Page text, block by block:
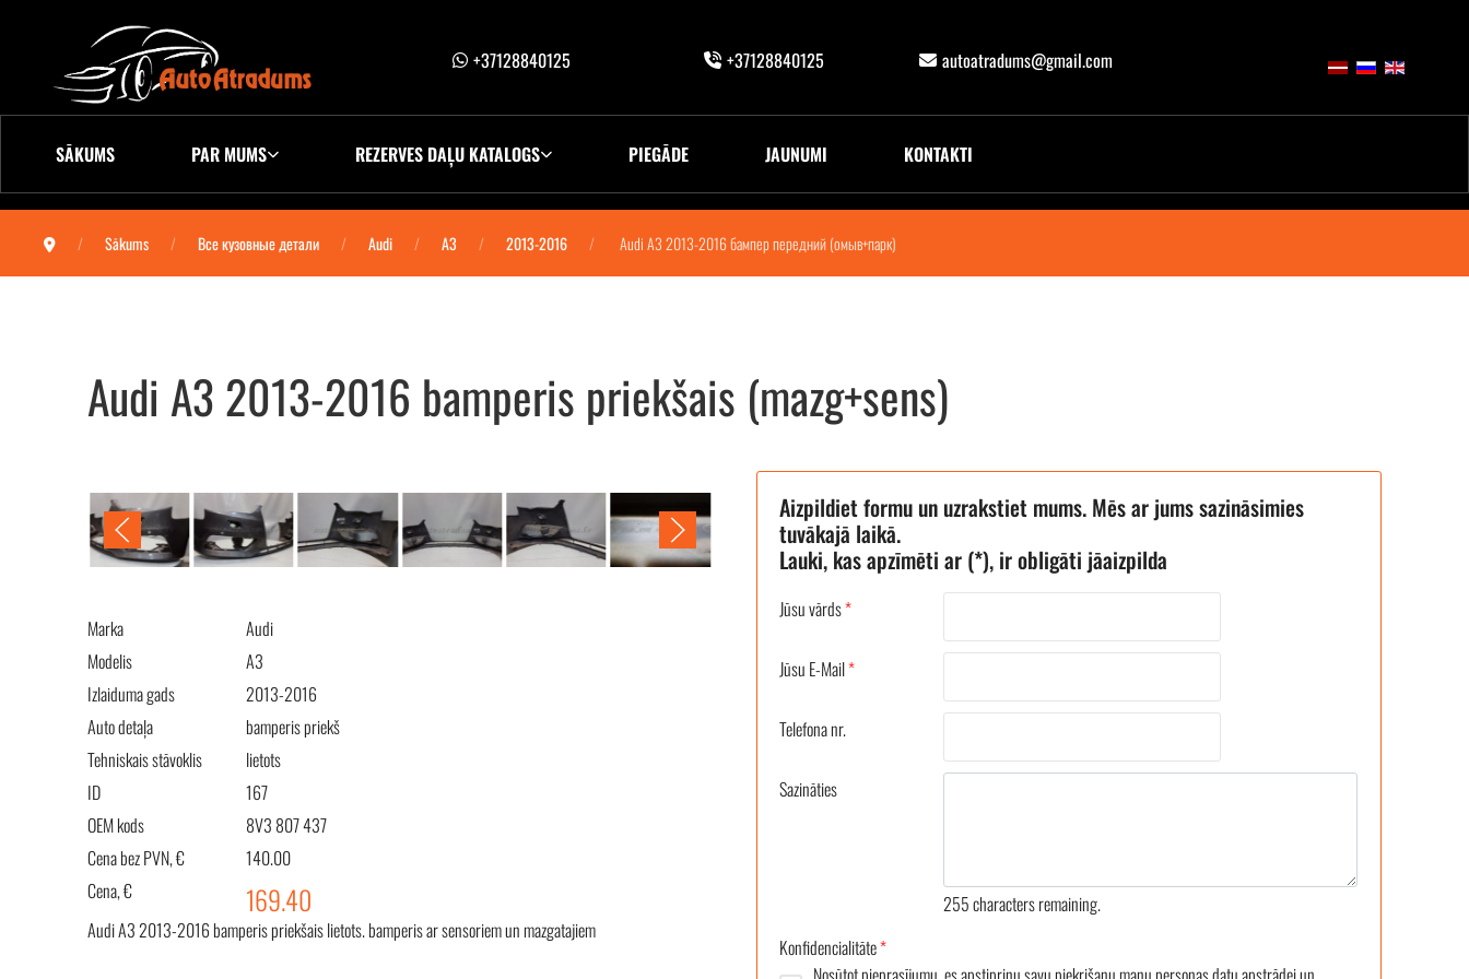
+37128840125 +37128840125 autoatradums@gmail.com
SĀKUMS PAR MUMS REZERVES DAĻU KATALOGS PIEGĀDE JAUNUMI KONTAKTI
Sākums Все кузовные детали Audi A3 2013-2016 Audi A3 2013-2016 бампер передний (омыв+парк)
Audi A3 2013-2016 bamperis priekšais (mazg+sens)
Marka
Audi
Modelis
A3
Izlaiduma gads
2013-2016
Auto detaļa
bamperis priekš
Tehniskais stāvoklis
lietots
ID
167
OEM kods
8V3 807 437
Cena bez PVN, €
140.00
Cena, €
169.40
Audi A3 2013-2016 bamperis priekšais lietots. bamperis ar sensoriem un mazgatajiem
Aizpildiet formu un uzrakstiet mums. Mēs ar jums sazināsimies
tuvākajā laikā.
Lauki, kas apzīmēti ar (*), ir obligāti jāaizpilda
Jūsu vārds*
Jūsu E-Mail*
Telefona nr.
Sazināties
255characters remaining.
Konfidencialitāte*